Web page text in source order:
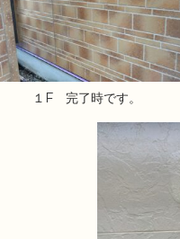
１F 完了時です。